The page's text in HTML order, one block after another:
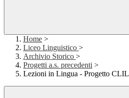
Home >
Liceo Linguistico >
Archivio Storico >
Progetti a.s. precedenti >
Lezioni in Lingua - Progetto CLIL